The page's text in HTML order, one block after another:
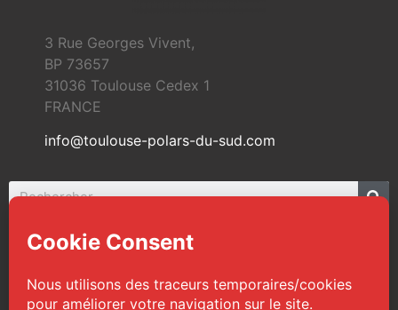
3 Rue Georges Vivent,
BP 73657
31036 Toulouse Cedex 1
FRANCE
info@toulouse-polars-du-sud.com
© 2026 Toulouse Polars du Sud | Tous droits